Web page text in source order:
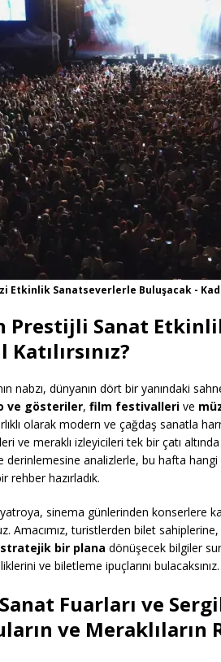
Etkinlik Sanatseverlerle Buluşacak -
Prestijli Sanat
nabzı, dünyanın dört bir yanındaki
ve gösteriler, film festivalleri ve
olarak modern ve çağdaş sanatla
ve meraklı izleyicileri tek bir çatı altında
derinlemesine analizlerle, bu hafta hangi
rehber hazırladık.
sinema günlerinden konserlere
Amacımız, turistlerden bilet
stratejik bir plana dönüşecek bilgiler
ve biletleme ipuçlarını bulacaksınız.
Fuarları ve
ve Meraklıların